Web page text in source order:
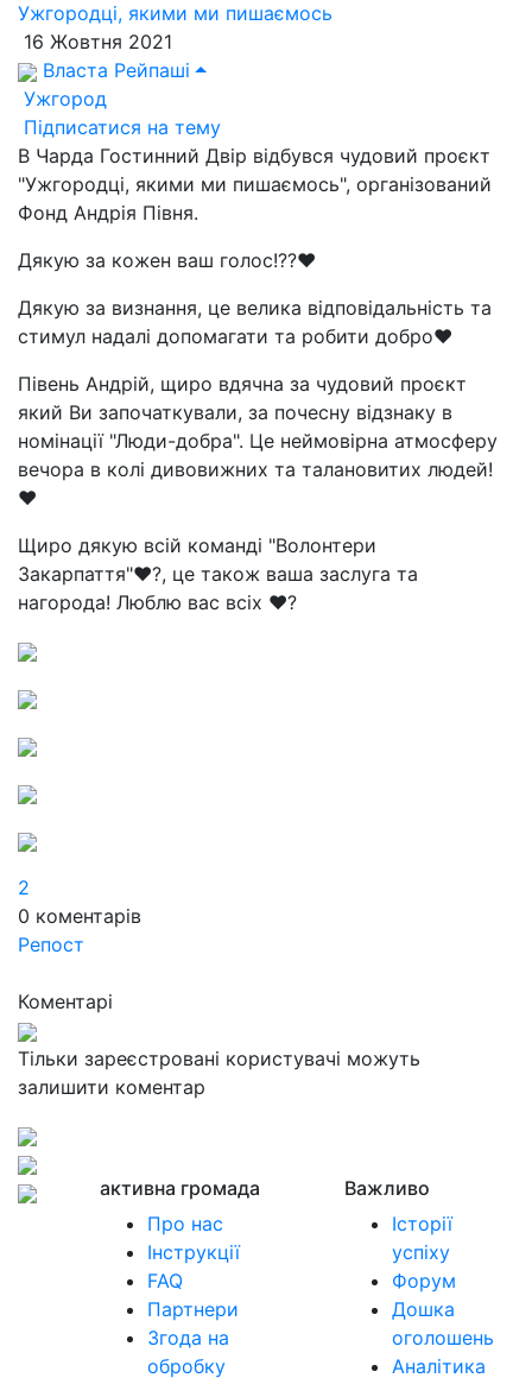
Ужгородці, якими ми пишаємось
16 Жовтня 2021
Власта Рейпаші
Ужгород
Підписатися на тему
В Чарда Гостинний Двір відбувся чудовий проєкт
"Ужгородці, якими ми пишаємось", організований
Фонд Андрія Півня.
Дякую за кожен ваш голос!??❤
Дякую за визнання, це велика відповідальність та
стимул надалі допомагати та робити добро❤
Півень Андрій, щиро вдячна за чудовий проєкт
який Ви започаткували, за почесну відзнаку в
номінації "Люди-добра". Це неймовірна атмосферу
вечора в колі дивовижних та талановитих людей!
❤
Щиро дякую всій команді "Волонтери
Закарпаття"❤?, це також ваша заслуга та
нагорода! Люблю вас всіх ❤?
2
0 коментарів
Репост
Коментарі
Тільки зареєстровані користувачі можуть
залишити коментар
активна громада
Про нас
Інструкції
FAQ
Партнери
Згода на
обробку
Важливо
Історії
успіху
Форум
Дошка
оголошень
Аналітика